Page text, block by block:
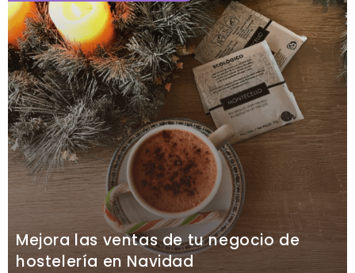
Mejora las ventas de tu negocio de
hostelería en Navidad